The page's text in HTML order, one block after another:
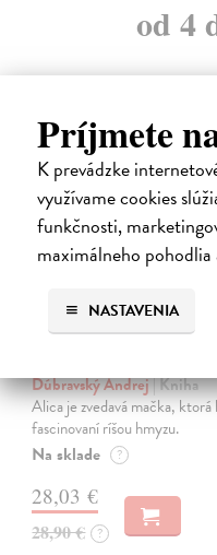
Príjmete
K prevádzke
využívame cookies
funkčnosti,
maximálneho pohodlia
NASTAVENIA
od 4
Dúbravský Andrej| Kniha
Alica je zvedavá mačka,
fascinovaní ríšou hmyzu.
Na sklade ?
28,03 €
28,90 € ?